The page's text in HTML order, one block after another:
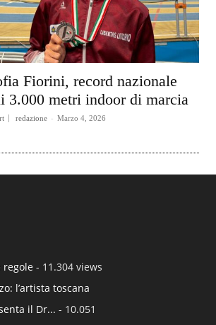
Fiorini, record nazionale
3.000 metri indoor di marcia
redazione - Marzo 4, 2026
regole - 11.304 views
l’artista toscana
il Dr... - 10.051